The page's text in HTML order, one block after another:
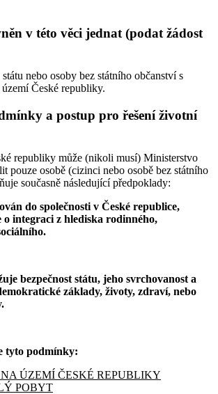
v této věci jednat (podat žádost
nebo osoby bez státního občanství s
České republiky.
a postup pro řešení životní
republiky může (nikoli musí) Ministerstvo
pouze osobě (cizinci nebo osobě bez státního
současně následující předpoklady:
do společnosti v České republice,
o integraci z hlediska rodinného,
bezpečnost státu, jeho svrchovanost a
základy, životy, zdraví, nebo
tyto podmínky:
ÚZEMÍ ČESKÉ REPUBLIKY
POBYT